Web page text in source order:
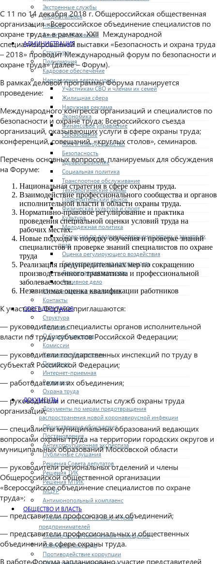
Экстренные службы
Медиа галерея
Новости
Авиаград Жуковский
АДМИНИСТРАЦИЯ
Структура
Полномочия
Кадровое обеспечение
Направления деятельности
Участникам СВО и членам их семей
Жилищная сфера
Наружная реклама
Экономика
Финансовое управление
Образование
ЖКХ и благоустройство
Безопасность
Здравоохранение
Социальная политика
Транспортное обслуживание
Технологические схемы
Потребительский рынок
Физическая культура и спорт
Культура
Молодежная политика
Комиссия по делам несовершеннолетних и защите их
прав
Оценка регулирующего воздействия
Градостроительная деятельность
Дорожная деятельность
Архивное дело
Муниципальные учреждения
Контакты
СОВЕТ ДЕПУТАТОВ
Структура
Депутаты
О Совете депутатов
Комиссии
Кадровое обеспечение
Приемная
Интернет-приемная
Регламент
Охрана труда
ДОКУМЕНТЫ
Документы по мерам предотвращения
распространения новой коронавирусной инфекции
Общественные обсуждения
Постановления
Антикоррупционная экспертиза
Публичные слушания
Решения Совета депутатов
Решения ТИК
Решения МТИК
МЦУР
Антимонопольный комплаенс
ОБЩЕСТВО И ВЛАСТЬ
Уполномоченный по защите прав
предпринимателей
Коммерческий найм жилых помещений
Конкурентная среда
Противодействие коррупции
С 11 по 14 декабря 2018 г. Общероссийская общественная
организация «Всероссийское объединение специалистов по
охране труда» в рамках ХХII Международной
специализированной выставки «Безопасность и охрана труда
– 2018» проводит Международный форум по безопасности и
охране труда» (далее – Форум).
В рамках деловой программы Форума планируется
проведение:
Международного конгресса организаций и специалистов по
безопасности и охране труда; Всероссийского съезда
организаций, оказывающих услуги в сфере охраны труда;
конференций, совещаний, «круглых столов», семинаров.
Перечень основных вопросов, планируемых для обсуждения
на Форуме:
Национальная стратегия в сфере охраны труда.
Взаимодействие профессионального сообщества и органов
исполнительной власти в области охраны труда.
Нормативно-правовое регулирование и практика
проведения специальной оценки условий труда на
рабочих местах.
Новые подходы к порядку обучения и проверке знаний
специалистов и проверке знаний специалистов по охране
труда
Реализация предупредительных мер по сокращению
производственного травматизма и профессиональной
заболеваемости.
Независимая оценка квалификации работников
К участию в Форуме приглашаются:
— руководители и специалисты органов исполнительной
власти по труду субъектов Российской Федерации;
— руководители государственных инспекций по труду в
субъектах Российской Федерации;
— работодатели и их объединения;
— руководители и специалисты служб охраны труда
организаций;
— специалисты муниципальных образований ведающих
вопросами охраны труда на территории городских округов и
муниципальных образований Московской области
— руководители региональных отделений и члены
Общероссийской общественной организации
«Всероссийское объединение специалистов по охране
труда»;
— представители профсоюзов и их объединений;
— представители профессиональных и общественных
объединений в сфере охраны труда.
В работе Форума запланировано участие представителей